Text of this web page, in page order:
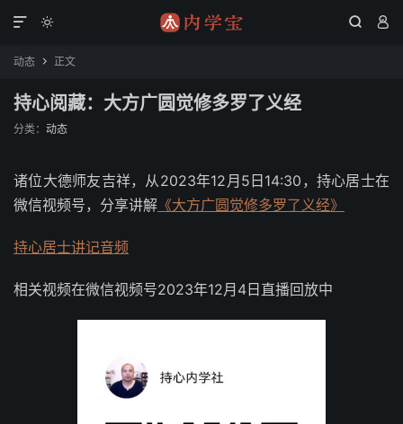
  

动态  正文
持心阅藏：大方广圆觉修多罗了义经
分类： 动态
诸位大德师友吉祥，从2023年12月5日14:30，持心居士在
微信视频号，分享讲解 《大方广圆觉修多罗了义经》
持心居士讲记音频
相关视频在微信视频号2023年12月4日直播回放中